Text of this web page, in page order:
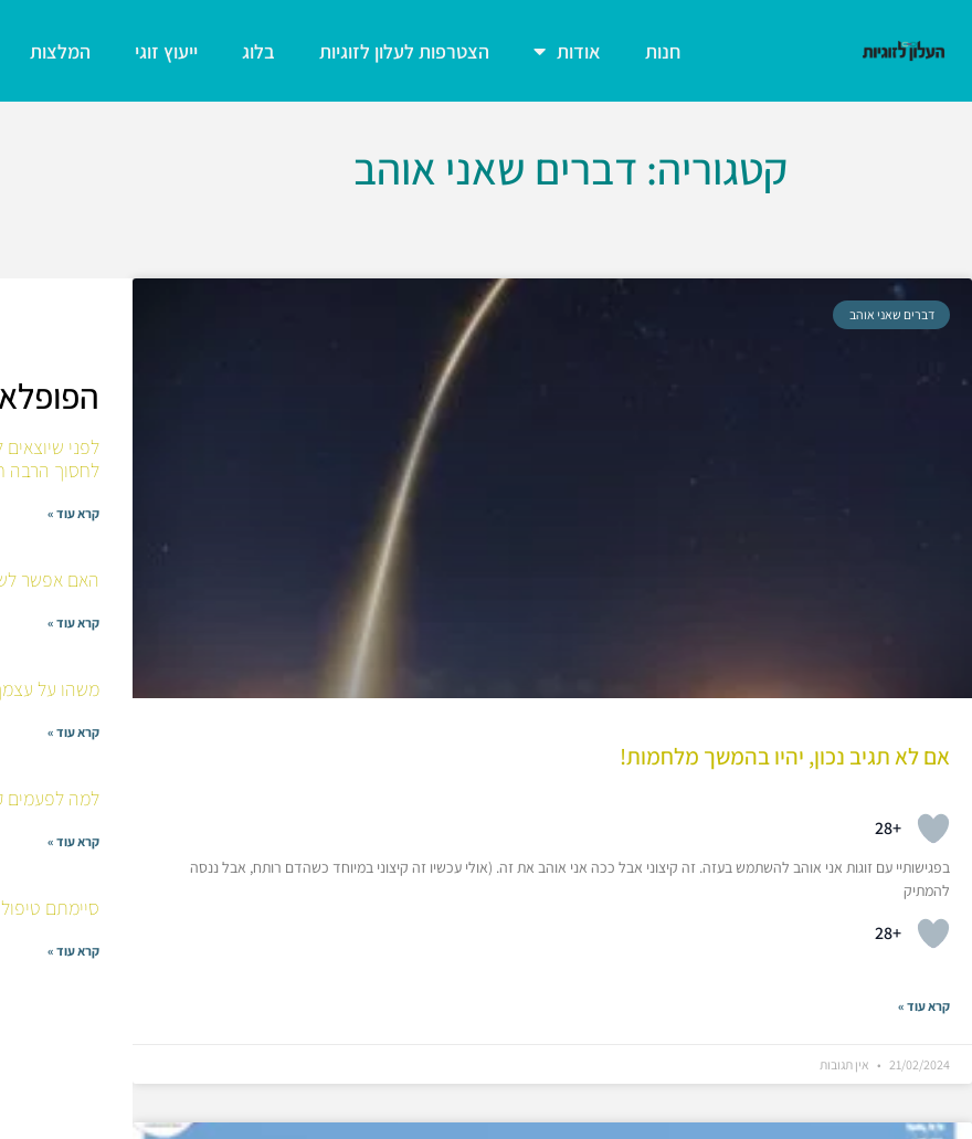
חנות אודות הצטרפות לעלון לזוגיות בלוג ייעוץ זוגי המלצות
קטגוריה: דברים שאני אוהב
דברים שאני אוהב
אם לא תגיב נכון, יהיו בהמשך מלחמות!
+28
בפגישותיי עם זוגות אני אוהב להשתמש בעזה. זה קיצוני אבל ככה אני אוהב את זה. (אולי עכשיו זה קיצוני במיוחד כשהדם רותח, אבל ננסה
להמתיק
+28
קרא עוד »
21/02/2024 אין תגובות
לחסוך הרבה
קרא עוד »
האם אפשר
קרא עוד »
משהו על
קרא עוד »
למה לפעמים
קרא עוד »
סיימתם
קרא עוד »